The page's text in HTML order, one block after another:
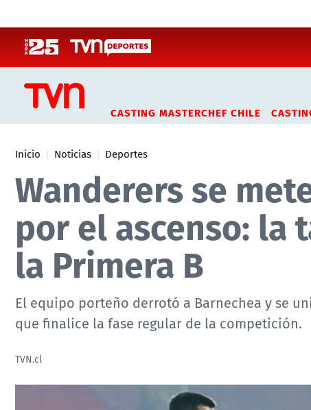
CASTING MASTERCHEF CHILE
Inicio Noticias Deportes
Wanderers se
por el ascenso: la
la Primera B
El equipo porteño derrotó a Barnechea y se
que finalice la fase regular de la competición.
TVN.cl